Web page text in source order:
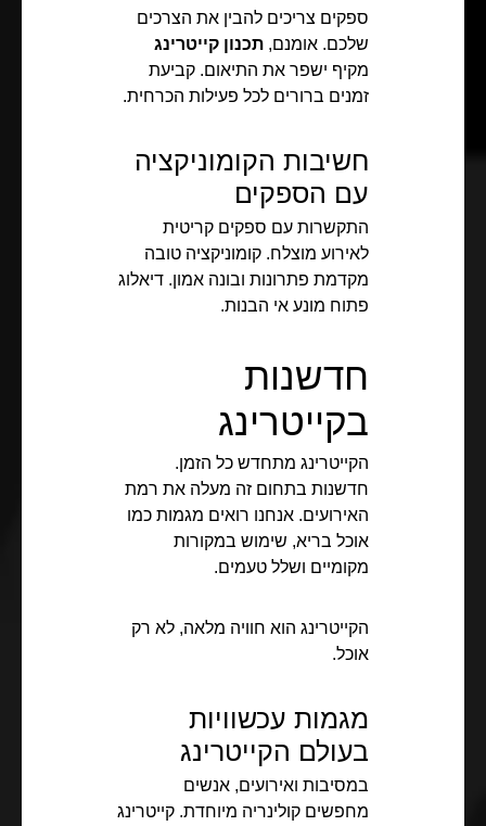
ספקים צריכים להבין את הצרכים
שלכם. אומנם, תכנון קייטרינג
מקיף ישפר את התיאום. קביעת
זמנים ברורים לכל פעילות הכרחית.
חשיבות הקומוניקציה
עם הספקים
התקשרות עם ספקים קריטית
לאירוע מוצלח. קומוניקציה טובה
מקדמת פתרונות ובונה אמון. דיאלוג
פתוח מונע אי הבנות.
חדשנות
בקייטרינג
הקייטרינג מתחדש כל הזמן.
חדשנות בתחום זה מעלה את רמת
האירועים. אנחנו רואים מגמות כמו
אוכל בריא, שימוש במקורות
מקומיים ושלל טעמים.
הקייטרינג הוא חוויה מלאה, לא רק
אוכל.
מגמות עכשוויות
בעולם הקייטרינג
במסיבות ואירועים, אנשים
מחפשים קולינריה מיוחדת. קייטרינג